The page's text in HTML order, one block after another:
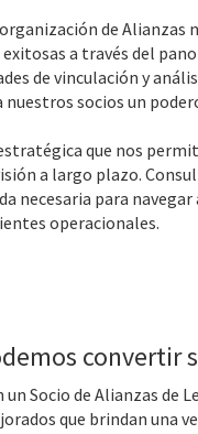
de
a través del
de vinculación y
nuestros socios un
que nos
a largo plazo.
necesaria para
operacionales.
convertir
Socio de Alianzas de
que brindan una